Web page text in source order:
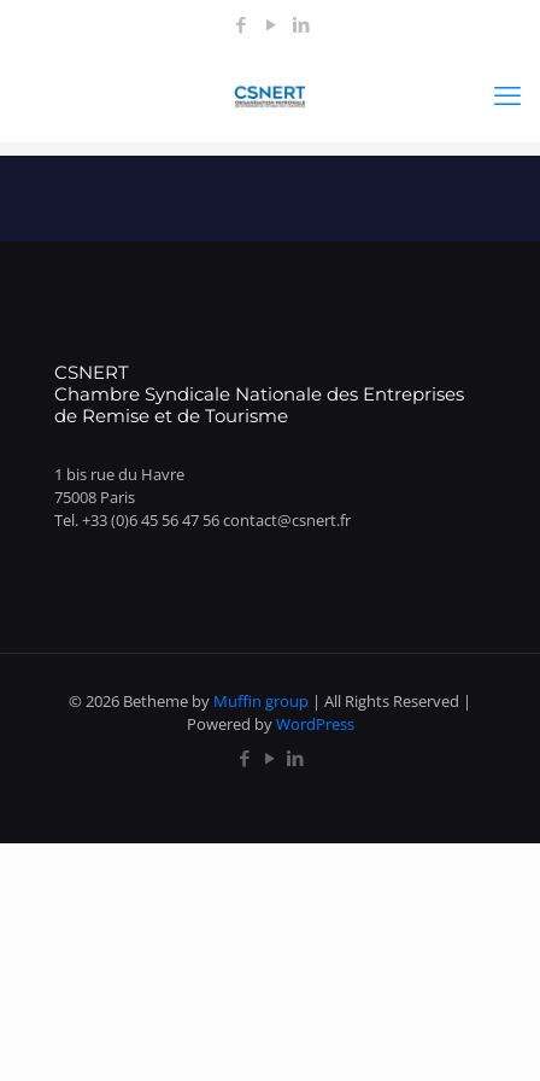
CSNERT
Chambre Syndicale Nationale des Entreprises
de Remise et de Tourisme
1 bis rue du Havre
75008 Paris
Tel. +33 (0)6 45 56 47 56 contact@csnert.fr
© 2026 Betheme by Muffin group | All Rights Reserved |
Powered byWordPress